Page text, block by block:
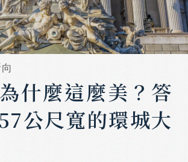
什麼這麼美？答
公尺寬的環城大